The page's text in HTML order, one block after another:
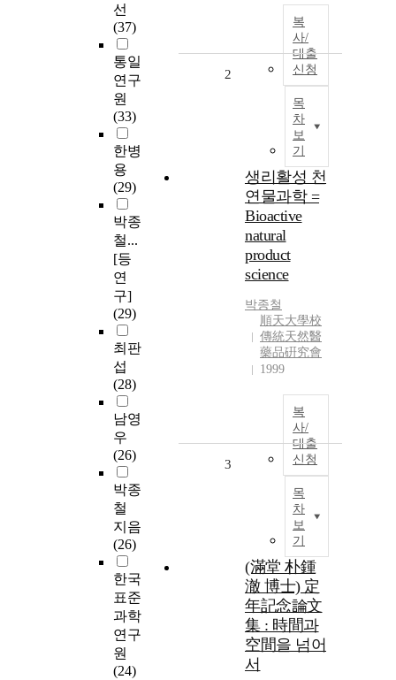
선
(37)
통일
연구
원
(33)
한병
용
(29)
박종
철...
[등
연
구]
(29)
최판
섭
(28)
남영
우
(26)
박종
철
지음
(26)
한국
표준
과학
연구
원
(24)
복
사/
대출
신청
목
차
보
기
2
생리활성 천
연물과학 =
Bioactive
natural
product
science
박종철
順天大學校
傳統天然醫
藥品硏究會
1999
복
사/
대출
신청
목
차
보
기
3
(滿堂 朴鍾
澈 博士) 定
年記念論文
集 : 時間과
空間을 넘어
서